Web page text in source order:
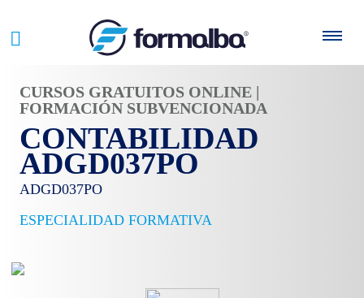
CURSOS GRATUITOS ONLINE |
FORMACIÓN SUBVENCIONADA
CONTABILIDAD
ADGD037PO
ADGD037PO
ESPECIALIDAD FORMATIVA